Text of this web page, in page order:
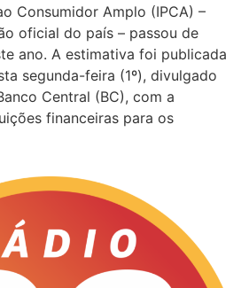
Consumidor Amplo (IPCA) –
oficial do país – passou de
ano. A estimativa foi publicada
segunda-feira (1º), divulgado
Central (BC), com a
financeiras para os